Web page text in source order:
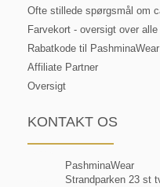
Ofte stillede spørgsmål om
Farvekort - oversigt over
Rabatkode til PashminaWear
Affiliate Partner
Oversigt
KONTAKT OS
PashminaWear
Strandparken 23 st